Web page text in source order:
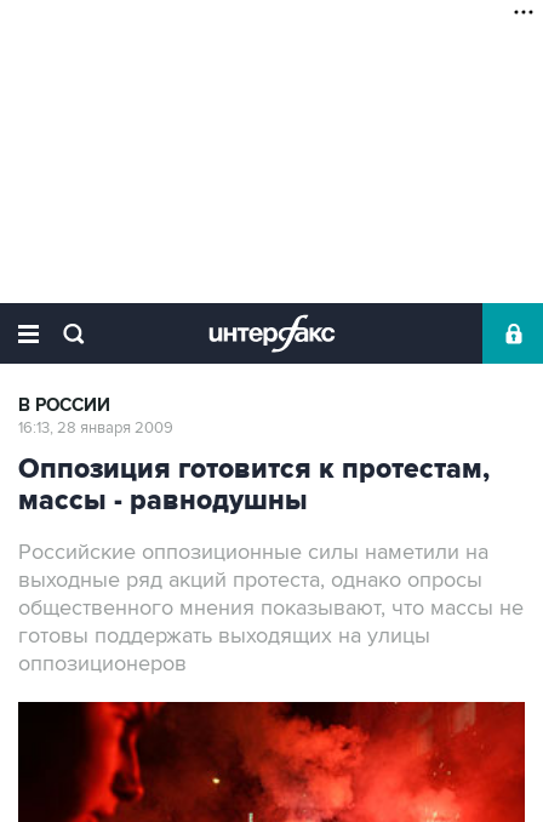
В РОССИИ
16:13, 28 января 2009
Оппозиция готовится к протестам,
массы - равнодушны
Российские оппозиционные силы наметили на
выходные ряд акций протеста, однако опросы
общественного мнения показывают, что массы не
готовы поддержать выходящих на улицы
оппозиционеров